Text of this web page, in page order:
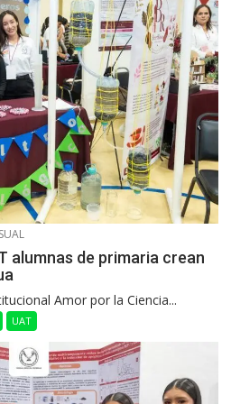
alumnas de primaria crean
Amor por la Ciencia...
UAT